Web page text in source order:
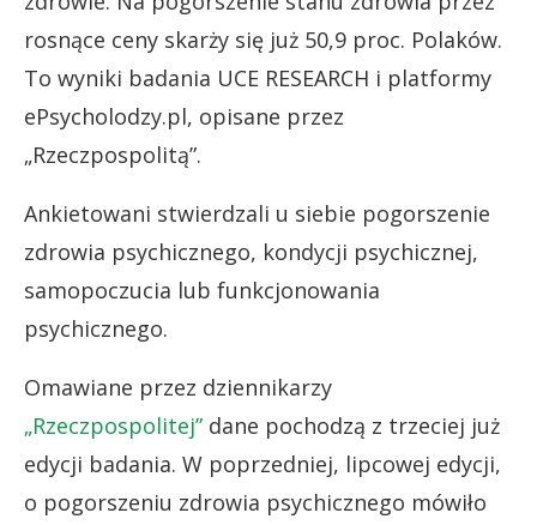
rosnące ceny skarży się już 50,9 proc. Polaków.
To wyniki badania UCE RESEARCH i platformy
ePsycholodzy.pl, opisane przez
„Rzeczpospolitą”.
Ankietowani stwierdzali u siebie pogorszenie
zdrowia psychicznego, kondycji psychicznej,
samopoczucia lub funkcjonowania
psychicznego.
Omawiane przez dziennikarzy
„Rzeczpospolitej” dane pochodzą z trzeciej już
edycji badania. W poprzedniej, lipcowej edycji,
o pogorszeniu zdrowia psychicznego mówiło